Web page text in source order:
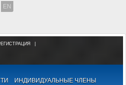
EN
ИНДИВИДУАЛЬНЫЕ ЧЛЕНЫ